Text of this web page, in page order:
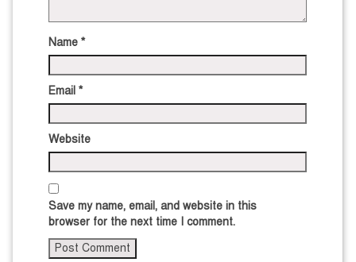
Name *
Email *
Website
Save my name, email, and website in this
browser for the next time I comment.